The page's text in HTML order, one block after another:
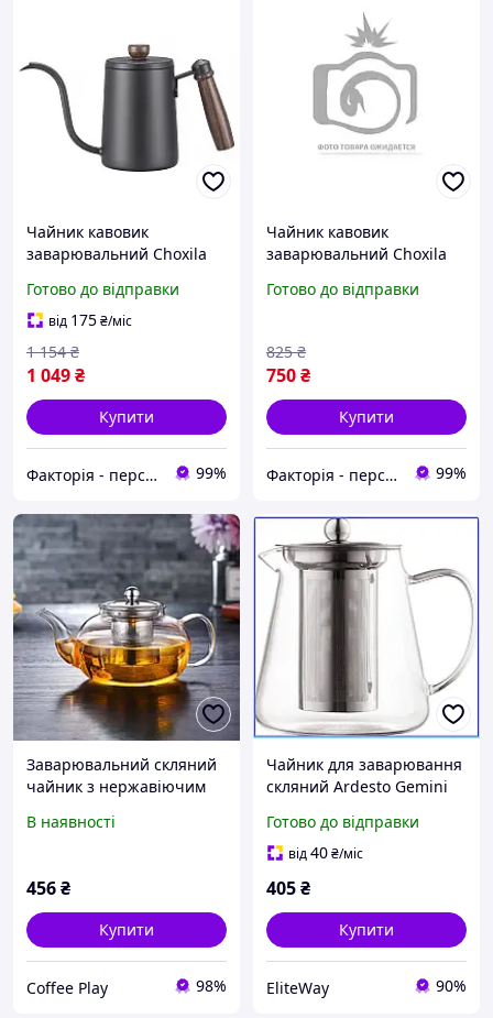
Чайник кавовик
заварювальний Choxila
довгим носиком
неіржавка сталь із
термометром
Готово до відправки
від 175₴/міс
1 049₴
1 154 ₴
Купити
Факторія - персональна техніка 99%
Чайник кавовик
заварювальний Choxila
неіржавка сталь 600 мл
Готово до відправки
750₴
825 ₴
Купити
Факторія - персональна техніка 99%
Заварювальний скляний
чайник з нержавіючим
В наявності
456₴
Купити
Coffee Play 98%
Чайник для заварювання
скляний Ardesto Gemini
нержавіючої сталі для
сервірування 750 мл,
Готово до відправки
від40₴/міс
405₴
Купити
EliteWay 90%